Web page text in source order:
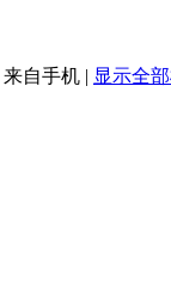
来自手机 | 显示全